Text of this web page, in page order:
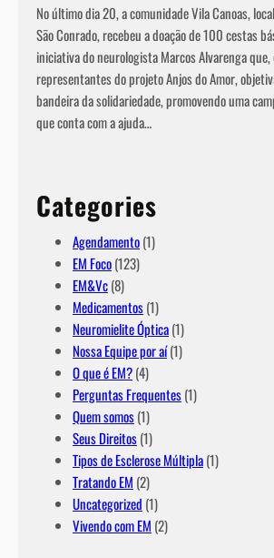
No último dia 20, a comunidade Vila Canoas,
São Conrado, recebeu a doação de 100 cestas
iniciativa do neurologista Marcos Alvarenga que,
representantes do projeto Anjos do Amor,
bandeira da solidariedade, promovendo uma
que conta com a ajuda…
Categories
Agendamento(1)
EM Foco(123)
EM&Vc(8)
Medicamentos(1)
Neuromielite Óptica(1)
Nossa Equipe por aí(1)
O que é EM?(4)
Perguntas Frequentes(1)
Quem somos(1)
Seus Direitos(1)
Tipos de Esclerose Múltipla(1)
Tratando EM (2)
Uncategorized (1)
Vivendo com EM (2)